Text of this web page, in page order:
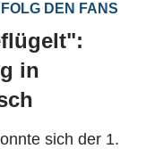
DEN FANS
in
sich der 1.